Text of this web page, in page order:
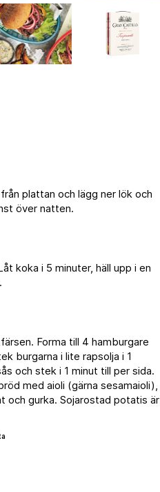
plattan och lägg ner lök och
över natten.
koka i 5 minuter, häll upp i en
Forma till 4 hamburgare
burgarna i lite rapsolja i 1
och stek i 1 minut till per sida.
med aioli (gärna sesamaioli),
och gurka. Sojarostad potatis är